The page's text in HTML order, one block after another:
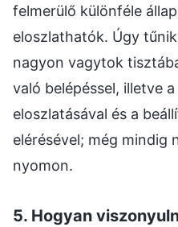
felmerülő különféle
eloszlathatók. Úgy
nagyon vagytok
való belépéssel, illetve
eloszlatásával és a
elérésével; még mindig
nyomon.
5. Hogyan